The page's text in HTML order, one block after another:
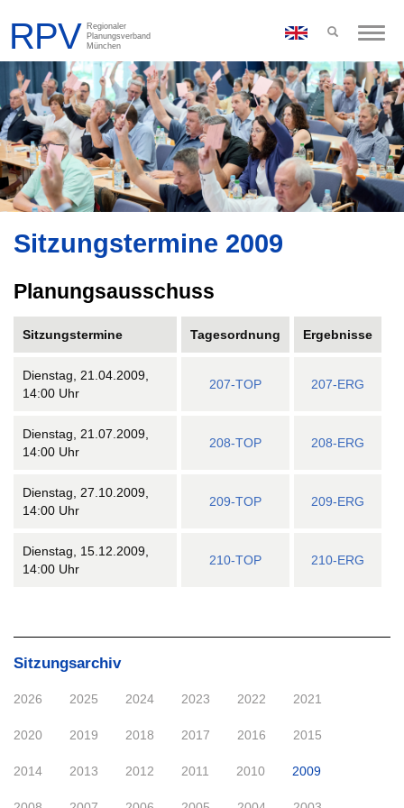
Toggle
Sitzungstermine 2009
Planungsausschuss
Sitzungstermine Tagesordnung Ergebnisse
Dienstag, 21.04.2009,
14:00 Uhr
207-TOP 207-ERG
Dienstag, 21.07.2009,
14:00 Uhr
208-TOP 208-ERG
Dienstag, 27.10.2009,
14:00 Uhr
209-TOP 209-ERG
Dienstag, 15.12.2009,
14:00 Uhr
210-TOP 210-ERG
Sitzungsarchiv
2026 2025 2024 2023 2022 2021
2020 2019 2018 2017 2016 2015
2014 2013 2012 2011 2010 2009